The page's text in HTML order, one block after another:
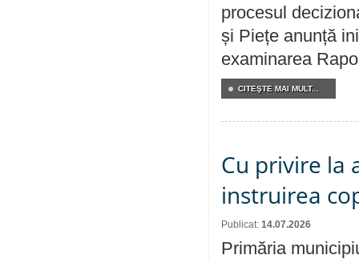
procesul
și Piețe anunță
examinarea
CITEŞTE MAI MULT...
Cu privire la
instruirea
Publicat: 14.07.2026
Primăria